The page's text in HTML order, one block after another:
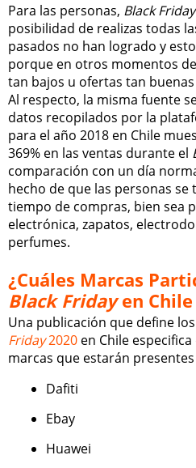
Para las personas, Black Friday
posibilidad de realizas todas
pasados no han logrado y
porque en otros momentos
tan bajos u ofertas tan
Al respecto, la misma fuente
datos recopilados por la
para el año 2018 en Chile
369% en las ventas durante el
comparación con un día
hecho de que las personas
tiempo de compras, bien sea
electrónica, zapatos,
perfumes.
¿Cuáles Marcas
Black Fridayen Chile
Una publicación que define los
Friday2020 en Chile
marcas que estarán
Dafiti
Ebay
Huawei